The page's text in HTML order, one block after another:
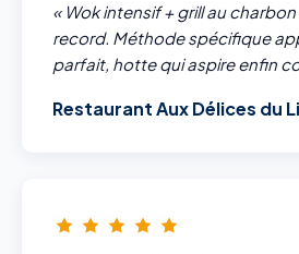
« Wok intensif + grill au
record. Méthode spécifique
parfait, hotte qui aspire enfin
Restaurant Aux Délices du